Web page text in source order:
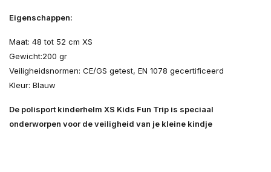
Eigenschappen:
Maat: 48 tot 52 cm XS
Gewicht:200 gr
Veiligheidsnormen: CE/GS getest, EN 1078 gecertificeerd
Kleur: Blauw
De polisport kinderhelm XS Kids Fun Trip is speciaal
onderworpen voor de veiligheid van je kleine kindje